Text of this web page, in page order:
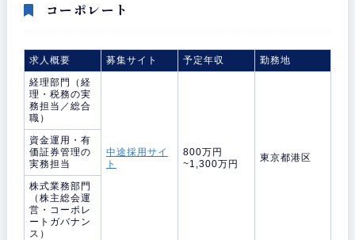
コーポレート
求人概要 募集サイト 予定年収
勤務地
経理部門（経
理・税務の実
務担当／総合
職）
中途採用サイ
ト
800万円
~1,300万円
東京都港区
資金運用・有
価証券管理の
実務担当
株式業務部門
（株主総会運
営・コーポレ
ートガバナン
ス）